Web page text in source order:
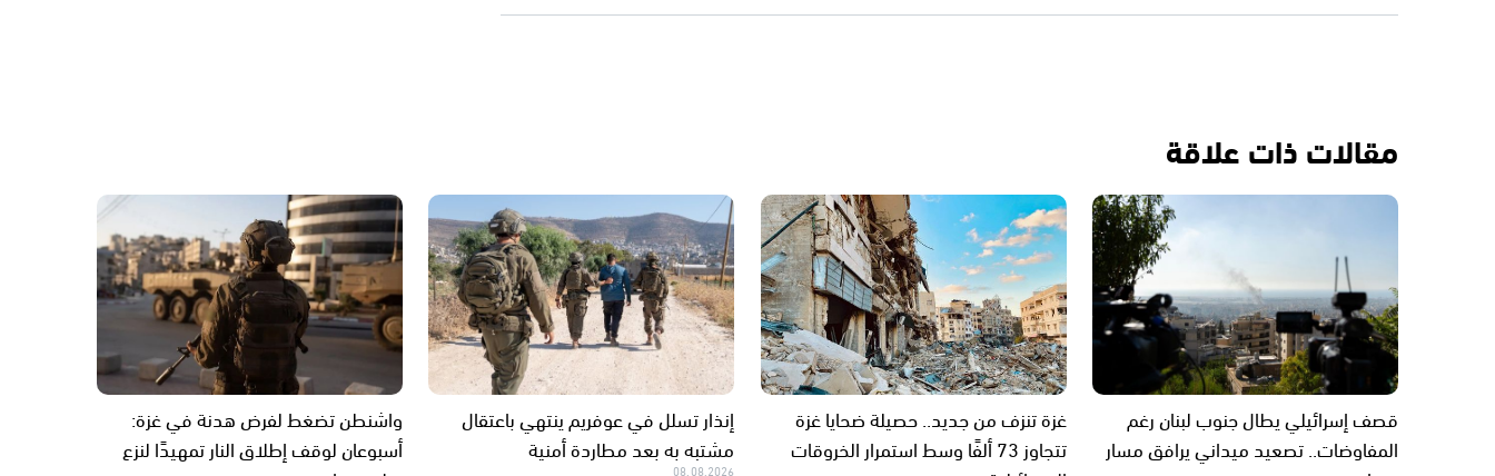
مقالات ذات علاقة
قصف إسرائيلي يطال جنوب لبنان رغم
المفاوضات.. تصعيد ميداني يرافق مسار
غزة تنزف من جديد.. حصيلة ضحايا غزة
تتجاوز 73 ألفًا وسط استمرار الخروقات
إنذار تسلل في عوفريم ينتهي باعتقال
مشتبه به بعد مطاردة أمنية
08.08.2026
واشنطن تضغط لفرض هدنة في غزة:
أسبوعان لوقف إطلاق النار تمهيدًا لنزع